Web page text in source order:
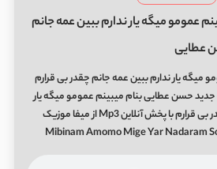
عمومو میگه یار ندارم ببین عمه جانم
عطایی
میگه یار ندارم ببین عمه جانم چقدر بی قرارم
حسن عطایی بنام میبینم عمومو میگه یار
ندارم ببین عمه جانم چقدر بی قرارم با پخش آنلاین Mp3 از میفا موزیک
Mibinam Amomo Mige Yar Nadaram